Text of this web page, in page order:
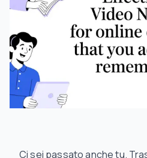
Ci sei passato anche tu.